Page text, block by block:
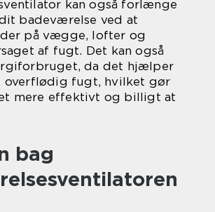
kan også forlænge
badeværelse ved at
på vægge, lofter og
af fugt. Det kan også
da det hjælper
overflødig fugt, hvilket gør
mere effektivt og billigt at
bag